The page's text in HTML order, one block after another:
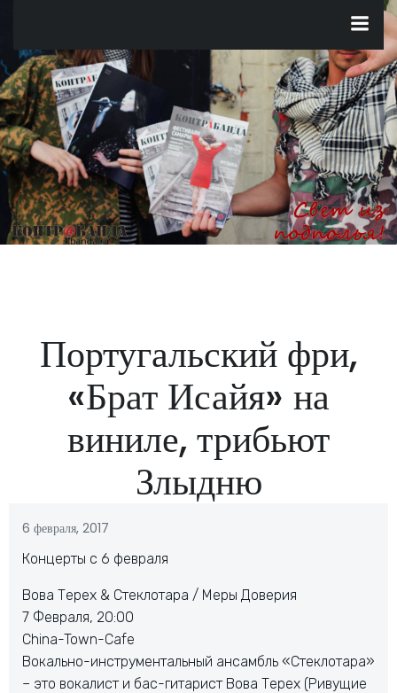
содержимому
Португальский фри,
«Брат Исайя» на
виниле, трибьют
Злыдню
6 февраля, 2017
Концерты с 6 февраля
Вова Терех & Стеклотара / Меры Доверия
7 Февраля, 20:00
China-Town-Cafe
Вокально-инструментальный ансамбль «Стеклотара»
– это вокалист и бас-гитарист Вова Терех (Ривущие